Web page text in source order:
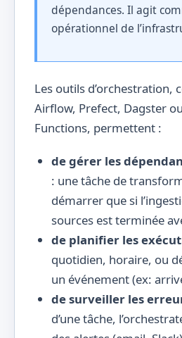
dépendances. Il agit
opérationnel de
Les outils d’orchestration,
Airflow, Prefect, Dagster
Functions, permettent :
de gérer les
: une tâche de
démarrer que si
sources est terminée
de planifier les
quotidien, horaire, ou
un événement (ex:
de surveiller les
d’une tâche,